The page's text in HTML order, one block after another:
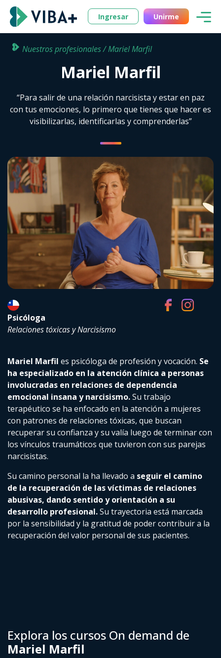
Ingresar Unirme
Nuestros profesionales / Mariel Marfil
Mariel Marfil
“Para salir de una relación narcisista y estar en paz
con tus emociones, lo primero que tienes que hacer es
visibilizarlas, identificarlas y comprenderlas”
Psicóloga
Relaciones tóxicas y Narcisismo
Mariel Marfil es psicóloga de profesión y vocación. Se
ha especializado en la atención clínica a personas
involucradas en relaciones de dependencia
emocional insana y narcisismo.Su trabajo
terapéutico se ha enfocado en la atención a mujeres
con patrones de relaciones tóxicas, que buscan
recuperar su confianza y su valía luego de terminar con
los vínculos traumáticos que tuvieron con sus parejas
narcisistas.
Su camino personal la ha llevado a seguir el camino
de la recuperación de las víctimas de relaciones
abusivas, dando sentido y orientación a su
desarrollo profesional.Su trayectoria está marcada
por la sensibilidad y la gratitud de poder contribuir a la
recuperación del valor personal de sus pacientes.
Explora los cursos On demand de
Mariel Marfil